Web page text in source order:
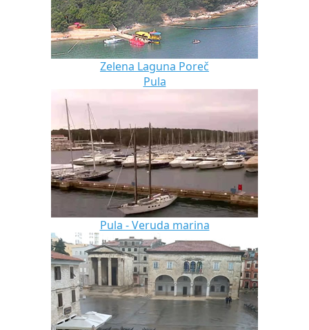
Zelena Laguna Poreč
Pula
Pula - Veruda marina